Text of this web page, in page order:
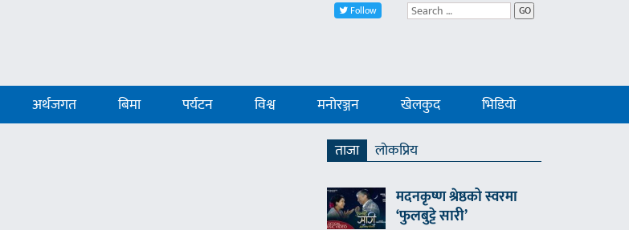
Follow GO
अर्थजगत बिमा पर्यटन विश्व मनोरञ्जन खेलकुद भिडियो
ताजा
लाेकप्रिय
मदनकृष्ण श्रेष्ठको स्वरमा
‘फुलबुट्टे सारी’